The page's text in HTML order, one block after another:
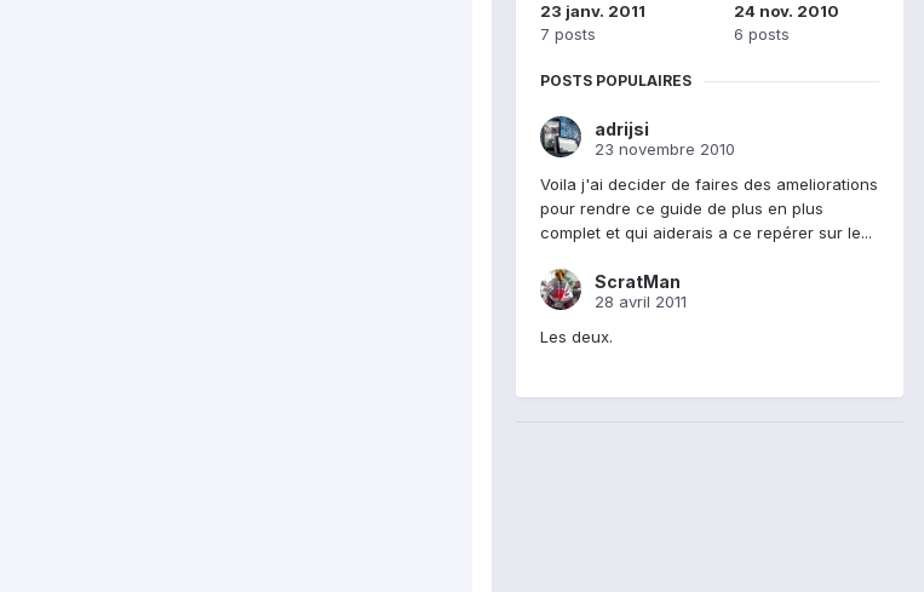
23 janv. 2011
7 posts
24 nov. 2010
6 posts
POSTS POPULAIRES
adrijsi
23 novembre 2010
Voila j'ai decider de faires des ameliorations
pour rendre ce guide de plus en plus
complet et qui aiderais a ce repérer sur le...
ScratMan
28 avril 2011
Les deux.